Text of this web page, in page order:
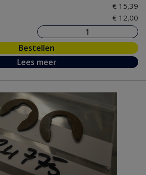
€ 15,39
€ 12,00
Bestellen
Lees meer